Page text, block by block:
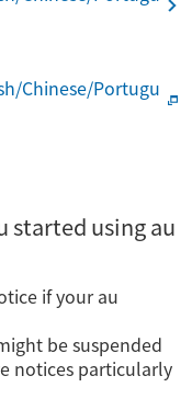
Chinese/Portugu
started using au
if your au
be suspended
notices particularly